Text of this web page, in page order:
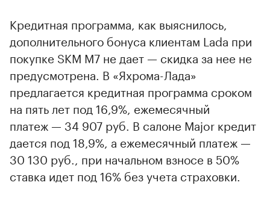
Кредитная программа, как выяснилось,
дополнительного бонуса клиентам Lada при
покупке SKM M7 не дает — скидка за нее не
предусмотрена. В «Яхрома-Лада»
предлагается кредитная программа сроком
на пять лет под 16,9%, ежемесячный
платеж — 34 907 руб. В салоне Major кредит
дается под 18,9%, а ежемесячный платеж —
30 130 руб., при начальном взносе в 50%
ставка идет под 16% без учета страховки.